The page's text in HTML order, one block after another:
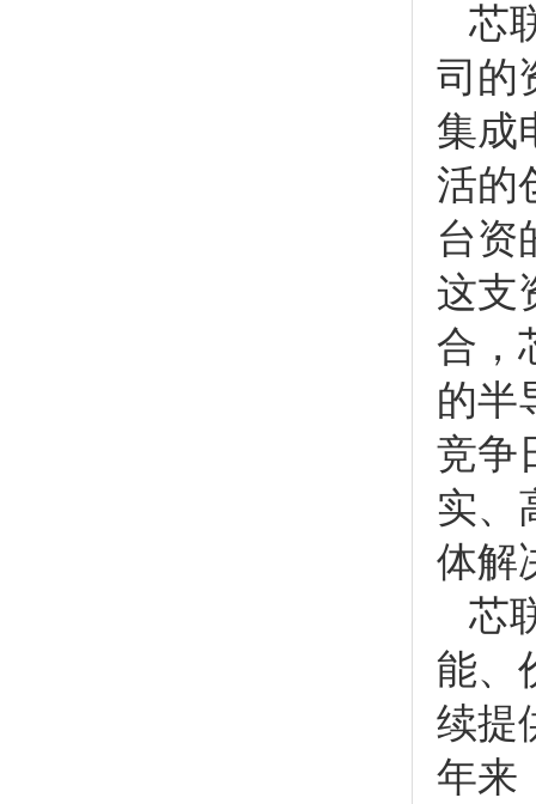
芯
司的
集成
活的
台资
这支
合，
的半
竞争
实、
体解
芯
能、
续提
年来